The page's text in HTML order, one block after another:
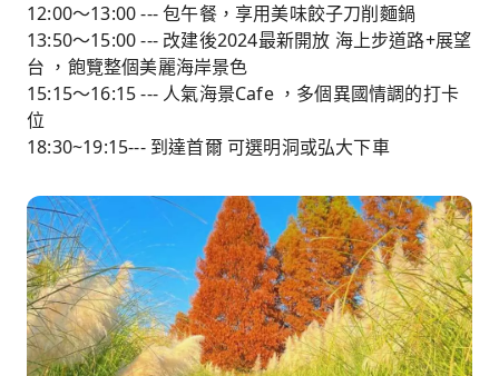
12:00～13:00 --- 包午餐，享用美味餃子刀削麵鍋
13:50～15:00 --- 改建後2024最新開放 海上步道路+展望
台 ，飽覽整個美麗海岸景色
15:15～16:15 --- 人氣海景Cafe ，多個異國情調的打卡
位
18:30~19:15--- 到達首爾 可選明洞或弘大下車